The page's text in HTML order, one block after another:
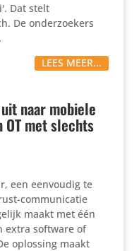
Dat stelt
De onderzoekers
LEES MEER...
naar mobiele
OT met slechts
een eenvoudig te
communicatie
maakt met één
extra software of
oplossing maakt